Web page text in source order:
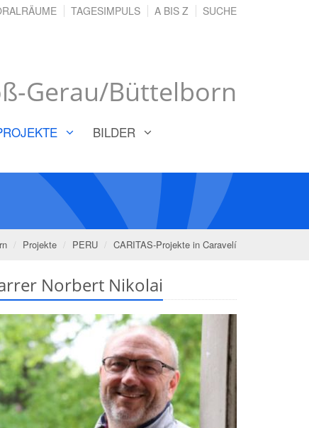
Gerau/Büttelborn
TAGESIMPULS A BIS Z SUCHE
BILDER
Projekte PERU CARITAS-Projekte in Caravelí
Norbert Nikolai